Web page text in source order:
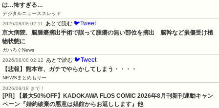
は…怖すぎる…
デジタルニューススレッド
2026/08/08 02:11
あとで読む 🐦Tweet
京大病院、脳腫瘍摘出手術で誤って腫瘍の無い部位を摘出　脳幹など損傷受け植
物状態に
ガハろぐNews
2026/08/08 02:12
あとで読む 🐦Tweet
【悲報】熊本市、ガチでやらかしてしまう・・・・
NEWSまとめもりー
2026/08/18 まで！
[PR] 【最大50%OFF】KADOKAWA FLOS COMIC 2026年8月刊新刊連動キャン
ペーン『婚約破棄の悪意は娼館からお返しします』他